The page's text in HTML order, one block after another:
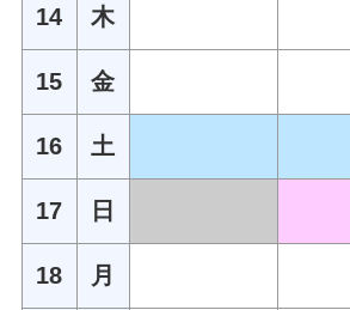
14 木
15 金
16 土
17 日
18 月